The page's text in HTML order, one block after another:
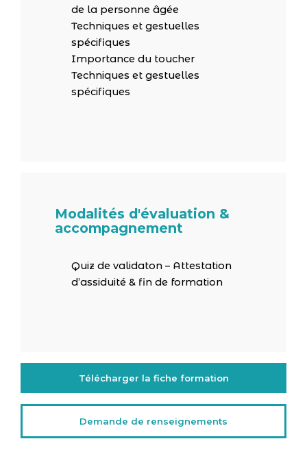
de la personne âgée
Techniques et gestuelles
spécifiques
Importance du toucher
Techniques et gestuelles
spécifiques
Modalités d'évaluation &
accompagnement
Quiz de validaton – Attestation
d’assiduité & fin de formation
Télécharger la fiche formation
Demande de renseignements